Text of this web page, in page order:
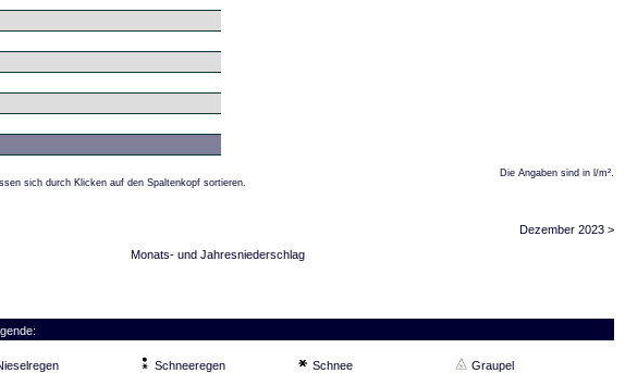
sich durch Klicken auf den Spaltenkopf sortieren.
Die Angaben sind in l/m².
Dezember 2023 >
Monats- und Jahresniederschlag
Schneeregen Schnee Graupel